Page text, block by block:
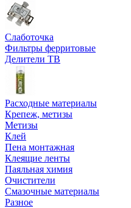
Слаботочка
Фильтры ферритовые
Делители ТВ
Расходные материалы
Крепеж, метизы
Метизы
Клей
Пена монтажная
Клеящие ленты
Паяльная химия
Очистители
Смазочные материалы
Разное